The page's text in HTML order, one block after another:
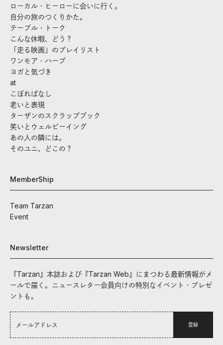
ローカル・ヒーローに会いに行く。
自分の旅のつくりかた。
テーブル・トーク
こんな休暇、どう？
「走る映画」のプレイリスト
ワンモア・ハーブ
ヨガと気づき
at
こぼればなし
老いと表現
ターザンのスクラップブック
笑いとウェルビーイング
あの人の隣には。
そのユニ、どこの？
MemberShip
Team Tarzan
Event
Newsletter
『Tarzan』本誌および『Tarzan Web』にまつわる最新情報がメ
ールで届く。ニュースレター会員向けの特別なイベント・プレゼ
ントも。
登録